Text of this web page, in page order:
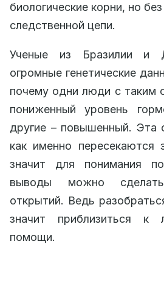
биологические корни, но
следственной цепи.
Ученые из Бразилии и
огромные генетические
почему одни люди с таким
пониженный уровень
другие – повышенный. Эта
как именно пересекаются
значит для понимания
выводы можно
открытий. Ведь
значит приблизиться к
помощи.